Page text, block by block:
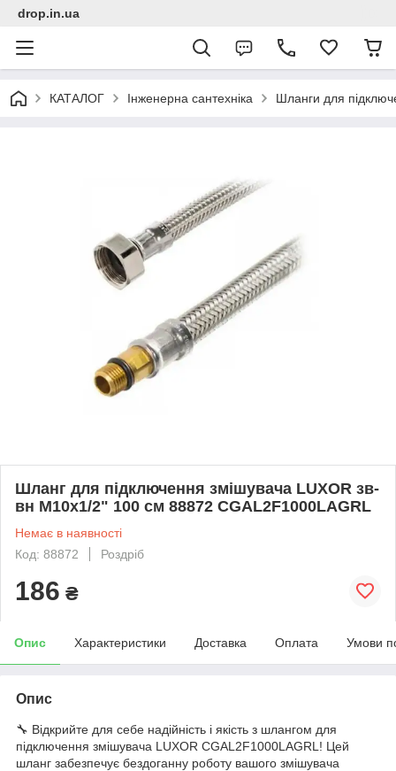
drop.in.ua
КАТАЛОГ Інженерна сантехніка Шланги для
Шланг для підключення змішувача LUXOR зв-
вн M10x1/2" 100 см 88872 CGAL2F1000LAGRL
Немає в наявності
Код: 88872
Роздріб
186 ₴
Опис Характеристики Доставка Оплата Умови
Опис
🔧 Відкрийте для себе надійність і якість з шлангом для
підключення змішувача LUXOR CGAL2F1000LAGRL! Цей
шланг забезпечує бездоганну роботу вашого змішувача